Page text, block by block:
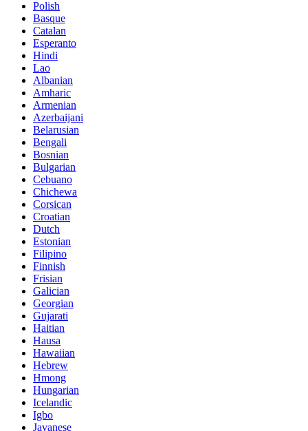
Polish
Basque
Catalan
Esperanto
Hindi
Lao
Albanian
Amharic
Armenian
Azerbaijani
Belarusian
Bengali
Bosnian
Bulgarian
Cebuano
Chichewa
Corsican
Croatian
Dutch
Estonian
Filipino
Finnish
Frisian
Galician
Georgian
Gujarati
Haitian
Hausa
Hawaiian
Hebrew
Hmong
Hungarian
Icelandic
Igbo
Javanese